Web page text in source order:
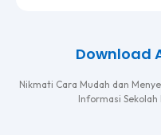
Download
Nikmati Cara Mudah dan
Informasi